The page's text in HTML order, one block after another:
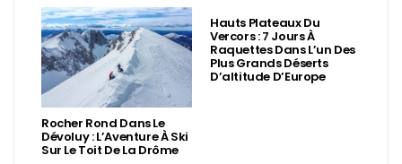
Rocher Rond Dans Le
Dévoluy : L’Aventure À Ski
Sur Le Toit De La Drôme
Hauts Plateaux Du
Vercors : 7 Jours À
Raquettes Dans L’un Des
Plus Grands Déserts
D’altitude D’Europe